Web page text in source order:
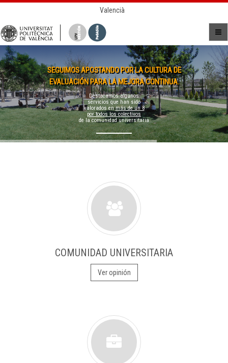
Valencià
SEGUIMOS APOSTANDO POR LA CULTURA DE
EVALUACIÓN PARA LA MEJORA CONTINUA.
Destacamos algunos
servicios que han sido
valorados enmás de un 8
por todos los colectivos
de la comunidad universitaria
COMUNIDAD UNIVERSITARIA
Ver opinión